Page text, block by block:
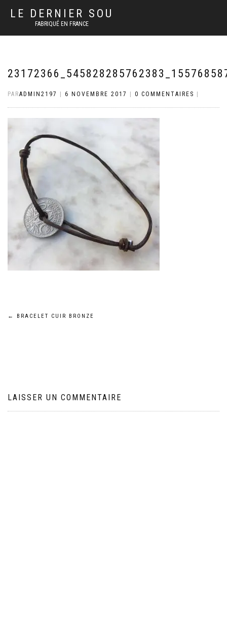
LE DERNIER SOU
FABRIQUÉ EN FRANCE
PARADMIN2197 6 NOVEMBRE 2017 0 COMMENTAIRES
Navigation
← BRACELET CUIR BRONZE
LAISSER UN COMMENTAIRE